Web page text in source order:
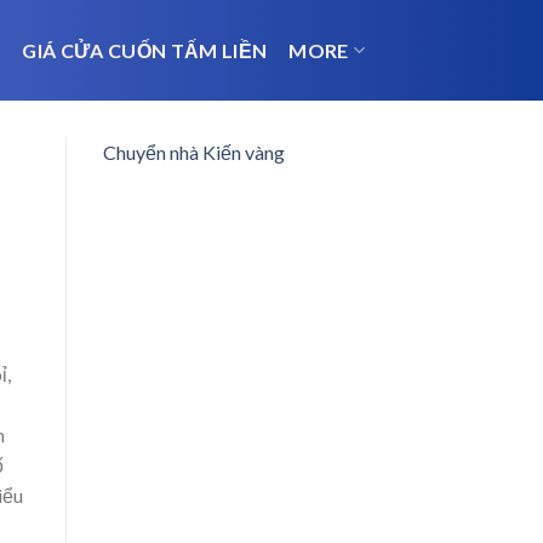
GIÁ CỬA CUỐN TẤM LIỀN MORE
Chuyển nhà Kiến vàng